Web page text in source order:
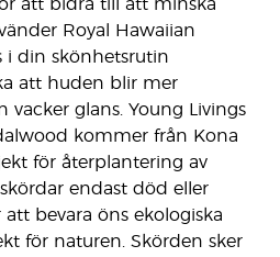
att bidra till att minska
Royal Hawaiian
i din skönhetsrutin
att huden blir mer
glans. Young Livings
kommer från Kona
för återplantering av
endast död eller
bevara öns ekologiska
för naturen. Skörden sker